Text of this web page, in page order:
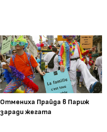
Отмениха Прайда в Париж
заради жегата